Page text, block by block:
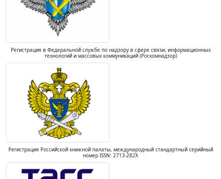
Регистрация в Федеральной службе по надзору в сфере связи, информационных
технологий и массовых коммуникаций (Роскомнадзор)
Регистрация Российской книжной палаты, международный стандартный серийный
номер ISSN: 2713-282X